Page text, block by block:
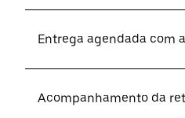
Entrega agendada com
Acompanhamento da